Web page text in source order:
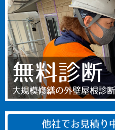
無料診断
大規模修繕の外壁屋根診
他社でお見積り